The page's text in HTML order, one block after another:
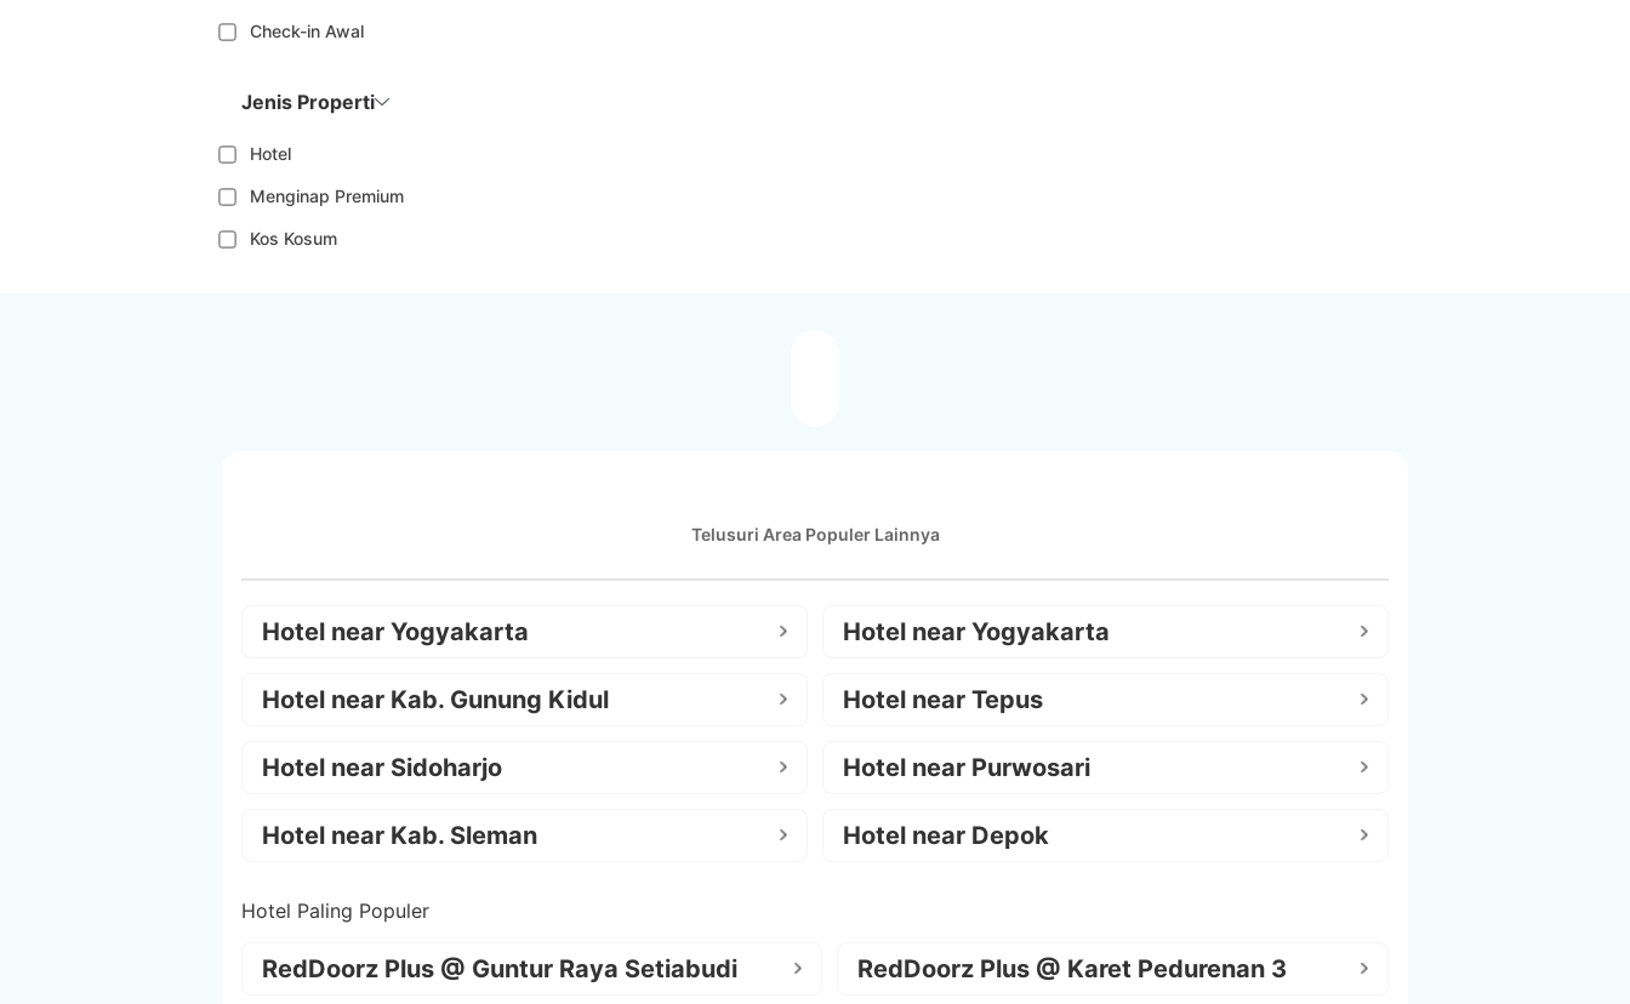
Check-in Awal
Jenis Properti
Hotel
Menginap Premium
Kos Kosum
Telusuri Area Populer Lainnya
Hotel near Yogyakarta Hotel near Yogyakarta
Hotel near Kab. Gunung Kidul Hotel near Tepus
Hotel near Sidoharjo Hotel near Purwosari
Hotel near Kab. Sleman Hotel near Depok
Hotel Paling Populer
RedDoorz Plus @ Guntur Raya Setiabudi RedDoorz Plus @ Karet Pedurenan 3